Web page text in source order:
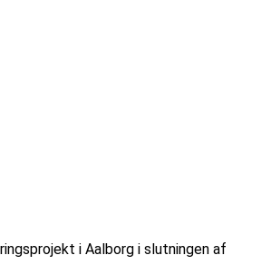
i Aalborg i slutningen af